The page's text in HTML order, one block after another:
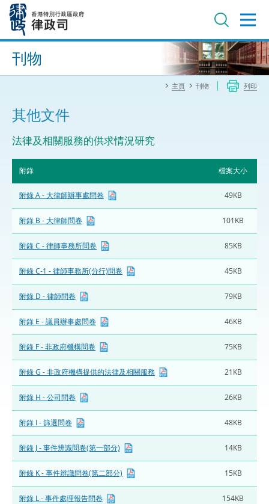
內
進階搜尋
刊物
主頁 刊物 列印
其他文件
法律及相關服務的供求情況研究
附錄 檔案大小
附錄 A - 大律師辦事處問卷 49KB
附錄 B - 大律師問卷 101KB
附錄 C - 律師事務所問卷 85KB
附錄 C-1 - 律師事務所(分行)問卷 45KB
附錄 D - 律師問卷 79KB
附錄 E - 議員辦事處問卷 46KB
附錄 F - 非政府機構問卷 75KB
附錄 G - 非政府機構提供的法律及相關服務 21KB
附錄 H - 公司問卷 26KB
附錄 I - 篩選問卷 48KB
附錄 J - 事件辨識問卷(第一部分) 14KB
附錄 K - 事件辨識問卷(第二部分) 15KB
附錄 L - 事件處理報告問卷 154KB